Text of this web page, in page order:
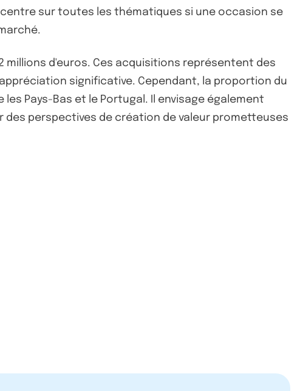
sur toutes les thématiques si une occasion se
millions d'euros. Ces acquisitions représentent des
significative. Cependant, la proportion du
Pays-Bas et le Portugal. Il envisage également
perspectives de création de valeur prometteuses